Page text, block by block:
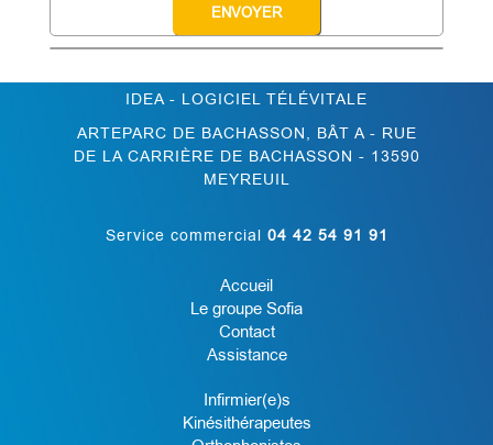
IDEA - LOGICIEL TÉLÉVITALE
ARTEPARC DE BACHASSON, BÂT A - RUE
DE LA CARRIÈRE DE BACHASSON - 13590
MEYREUIL
Service commercial 04 42 54 91 91
Accueil
Le groupe Sofia
Contact
Assistance
Infirmier(e)s
Kinésithérapeutes